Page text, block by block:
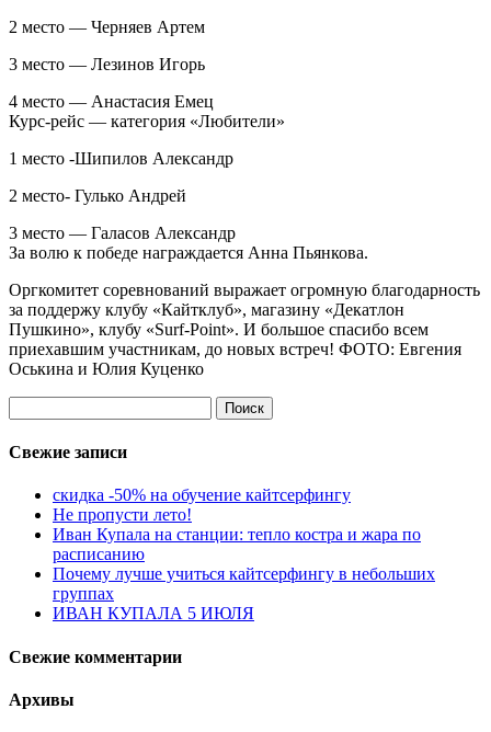
2 место — Черняев Артем
3 место — Лезинов Игорь
4 место — Анастасия Емец
Курс-рейс — категория «Любители»
1 место -Шипилов Александр
2 место- Гулько Андрей
3 место — Галасов Александр
За волю к победе награждается Анна Пьянкова.
Оргкомитет соревнований выражает огромную благодарность
за поддержу клубу «Кайтклуб», магазину «Декатлон
Пушкино», клубу «Surf-Point». И большое спасибо всем
приехавшим участникам, до новых встреч! ФОТО: Евгения
Оськина и Юлия Куценко
Свежие записи
скидка -50% на обучение кайтсерфингу
Не пропусти лето!
Иван Купала на станции: тепло костра и жара по
расписанию
Почему лучше учиться кайтсерфингу в небольших
группах
ИВАН КУПАЛА 5 ИЮЛЯ
Свежие комментарии
Архивы